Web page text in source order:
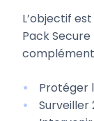
L’objectif
Pack
Protéger
Surveiller